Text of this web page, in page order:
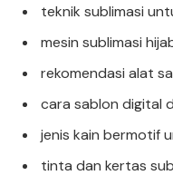
teknik sublimasi
mesin sublimasi
rekomendasi alat
cara sablon digital
jenis kain bermotif
tinta dan kertas